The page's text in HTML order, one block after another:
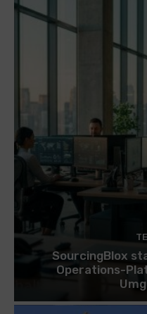
SourcingBlox
Operations-